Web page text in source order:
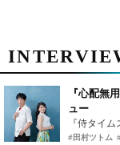
『心配無
ュー
#田村ツトム